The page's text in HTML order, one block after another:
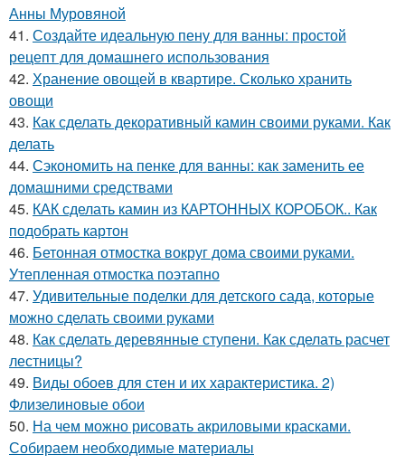
Анны Муровяной
41. Создайте идеальную пену для ванны: простой
рецепт для домашнего использования
42. Хранение овощей в квартире. Сколько хранить
овощи
43. Как сделать декоративный камин своими руками. Как
делать
44. Сэкономить на пенке для ванны: как заменить ее
домашними средствами
45. КАК сделать камин из КАРТОННЫХ КОРОБОК.. Как
подобрать картон
46. Бетонная отмостка вокруг дома своими руками.
Утепленная отмостка поэтапно
47. Удивительные поделки для детского сада, которые
можно сделать своими руками
48. Как сделать деревянные ступени. Как сделать расчет
лестницы?
49. Виды обоев для стен и их характеристика. 2)
Флизелиновые обои
50. На чем можно рисовать акриловыми красками.
Собираем необходимые материалы